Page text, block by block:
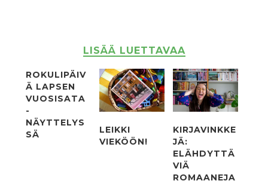
LISÄÄ LUETTAVAA
ROKULIPÄIV
Ä LAPSEN
VUOSISATA
-
NÄYTTELYS
SÄ
LEIKKI
VIEKÖÖN!
KIRJAVINKKE
JÄ:
ELÄHDYTTÄ
VIÄ
ROMAANEJA